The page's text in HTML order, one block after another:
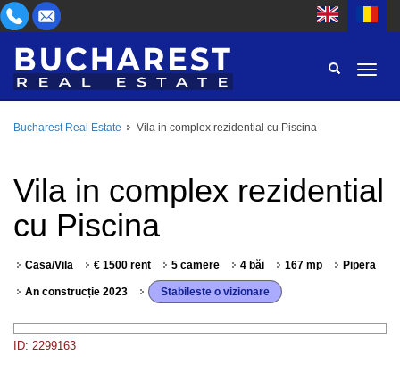
INCHIRIEZ
ZONĂ
TIP PROPRIETATE
CAMERE
Bucharest Real Estate Vila in complex rezidential cu Piscina
Vila in complex rezidential
cu Piscina
Casa/Vila € 1500 rent 5 camere 4 băi 167 mp Pipera
An construcție 2023 Stabileste o vizionare
ID: 2299163